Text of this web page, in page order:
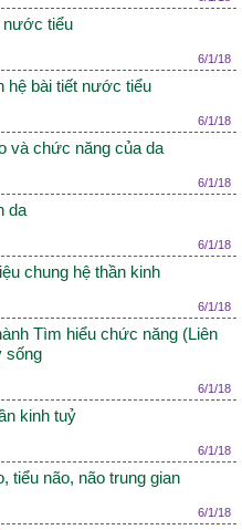
nước tiểu
6/1/18
hệ bài tiết nước tiểu
6/1/18
và chức năng của da
6/1/18
da
6/1/18
chung hệ thần kinh
6/1/18
Tìm hiểu chức năng (Liên
sống
6/1/18
kinh tuỷ
6/1/18
tiểu não, não trung gian
6/1/18